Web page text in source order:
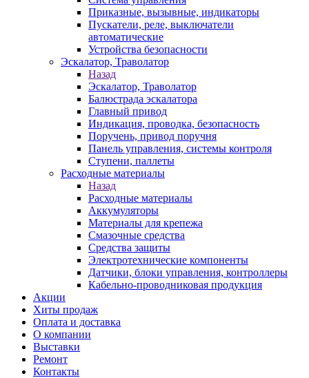
Приказные, вызывные, индикаторы
Пускатели, реле, выключатели
автоматические
Устройства безопасности
Эскалатор, Траволатор
Назад
Эскалатор, Траволатор
Балюстрада эскалатора
Главный привод
Индикация, проводка, безопасность
Поручень, привод поручня
Панель управления, системы контроля
Ступени, паллеты
Расходные материалы
Назад
Расходные материалы
Аккумуляторы
Материалы для крепежа
Смазочные средства
Средства защиты
Электротехнические компоненты
Датчики, блоки управления, контроллеры
Кабельно-проводниковая продукция
Акции
Хиты продаж
Оплата и доставка
О компании
Выставки
Ремонт
Контакты